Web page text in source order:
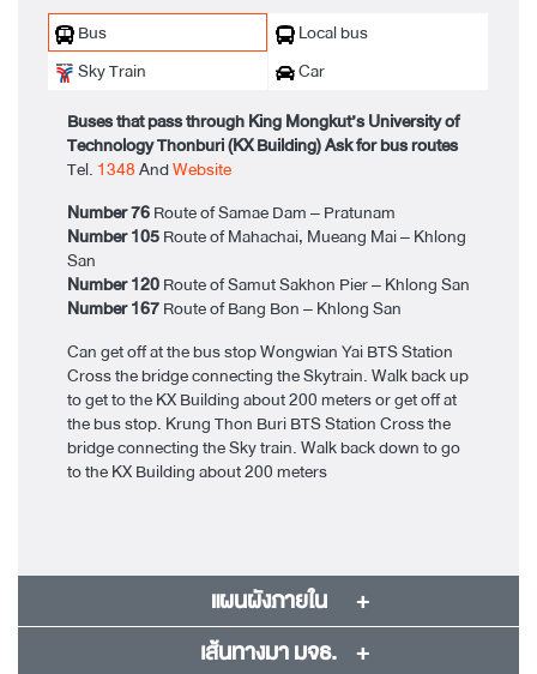
Bus
Local bus
Sky Train
Car
Buses that pass through King Mongkut’s University of
Technology Thonburi (KX Building) Ask for bus routes
Tel. 1348AndWebsite
Number 76Route of Samae Dam – Pratunam
Number 105Route of Mahachai, Mueang Mai – Khlong
San
Number 120Route of Samut Sakhon Pier – Khlong San
Number 167Route of Bang Bon – Khlong San
Can get off at the bus stop Wongwian Yai BTS Station
Cross the bridge connecting the Skytrain. Walk back up
to get to the KX Building about 200 meters or get off at
the bus stop. Krung Thon Buri BTS Station Cross the
bridge connecting the Sky train. Walk back down to go
to the KX Building about 200 meters
แผนผังภายใน
เส้นทางมา มจธ.